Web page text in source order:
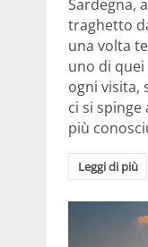
Sardegna,
traghetto
una volta
uno di
ogni visita,
ci si spinge
più
Leggi di più